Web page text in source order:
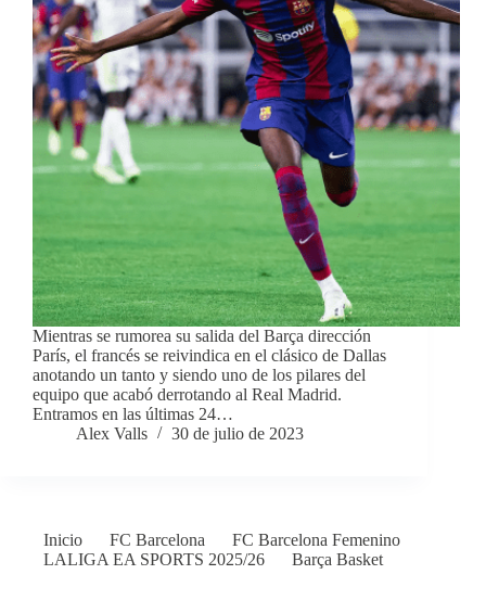
Mientras se rumorea su salida del Barça dirección
París, el francés se reivindica en el clásico de Dallas
anotando un tanto y siendo uno de los pilares del
equipo que acabó derrotando al Real Madrid.
Entramos en las últimas 24…
Alex Valls
30 de julio de 2023
Inicio FC Barcelona
FC Barcelona Femenino
LALIGA EA SPORTS 2025/26
Barça Basket